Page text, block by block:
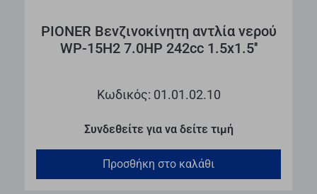
PIONER Βενζινοκίνητη αντλία νερού
WP-15H2 7.0HP 242cc 1.5x1.5''
Κωδικός: 01.01.02.10
Συνδεθείτε για να δείτε τιμή
Προσθήκη στο καλάθι